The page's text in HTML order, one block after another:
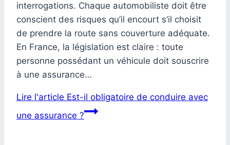
interrogations. Chaque automobiliste doit être
conscient des risques qu’il encourt s’il choisit
de prendre la route sans couverture adéquate.
En France, la législation est claire : toute
personne possédant un véhicule doit souscrire
à une assurance…
Lire l'article Est-il obligatoire de conduire avec
une assurance ?